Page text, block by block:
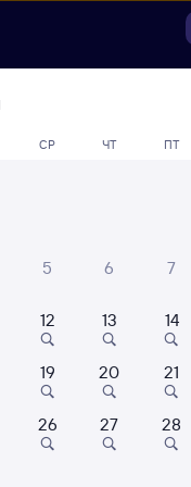
чтобы
Город
СР ЧТ ПТ
5 6 7
12 13 14
19 20 21
26 27 28